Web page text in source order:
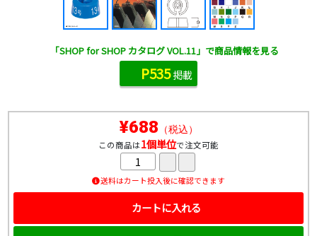
¥688 （税込）
この商品は1個単位で注文可能
送料はカート投入後に確認できます
カートに入れる
「SHOP for SHOP カタログ VOL.11」で商品情報を見る
P535掲載